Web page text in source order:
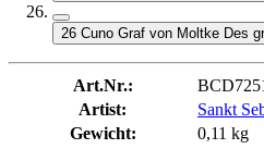
26 Cuno Graf von Moltke Des
Art.Nr.:
Artist:
Sankt
Gewicht:
0,11 kg